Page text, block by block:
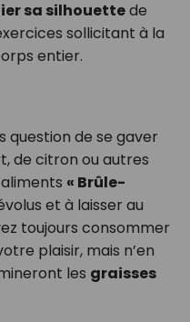
sa silhouettede
sollicitant à la
entier.
question de se gaver
de citron ou autres
« Brûle-
et à laisser au
toujours consommer
plaisir, mais n’en
les graisses